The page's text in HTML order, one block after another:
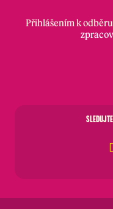
Přihlášením k